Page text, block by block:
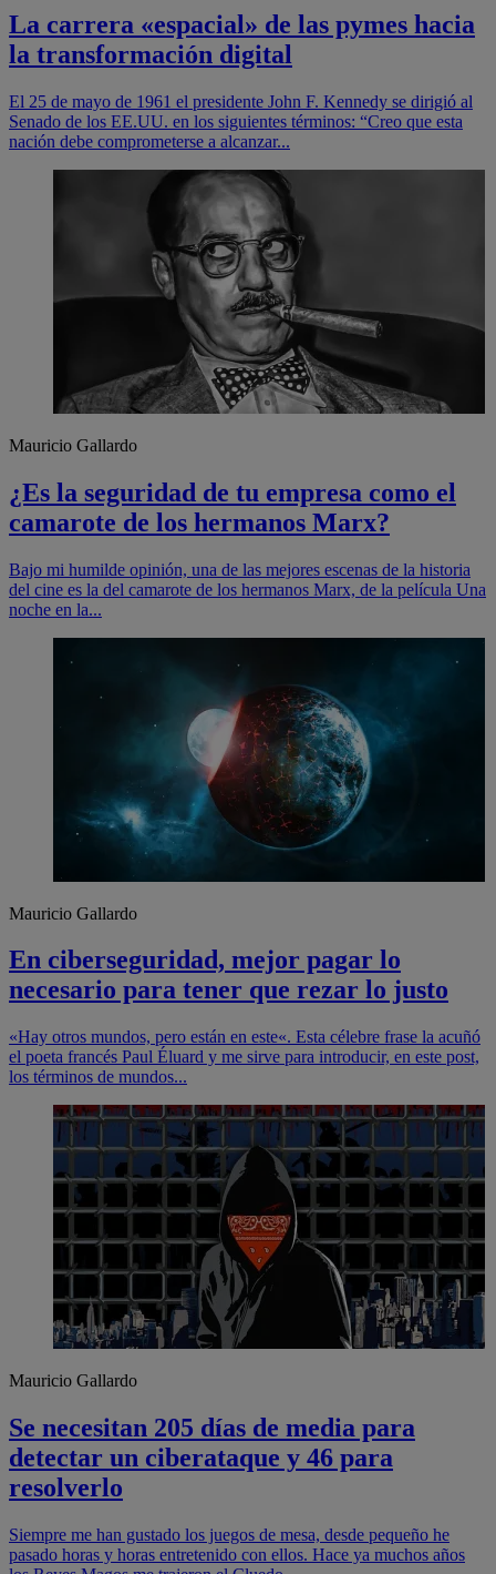
La carrera «espacial» de las pymes hacia
la transformación digital
El 25 de mayo de 1961 el presidente John F. Kennedy se dirigió al
Senado de los EE.UU. en los siguientes términos: “Creo que esta
nación debe comprometerse a alcanzar...
Mauricio Gallardo
¿Es la seguridad de tu empresa como el
camarote de los hermanos Marx?
Bajo mi humilde opinión, una de las mejores escenas de la historia
del cine es la del camarote de los hermanos Marx, de la película Una
noche en la...
Mauricio Gallardo
En ciberseguridad, mejor pagar lo
necesario para tener que rezar lo justo
«Hay otros mundos, pero están en este«. Esta célebre frase la acuñó
el poeta francés Paul Éluard y me sirve para introducir, en este post,
los términos de mundos...
Mauricio Gallardo
Se necesitan 205 días de media para
detectar un ciberataque y 46 para
resolverlo
Siempre me han gustado los juegos de mesa, desde pequeño he
pasado horas y horas entretenido con ellos. Hace ya muchos años